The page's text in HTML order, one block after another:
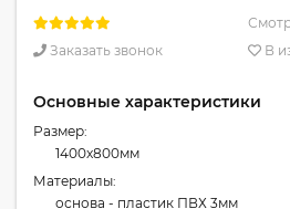
Заказать звонок
В
Основные характеристики
Размер:
1400x800мм
Материалы:
основа - пластик ПВХ 3мм